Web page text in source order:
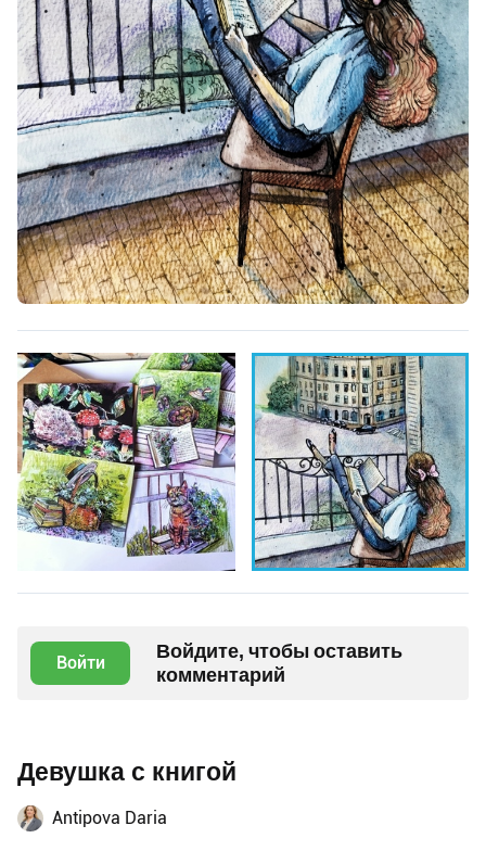
Войти
Войдите, чтобы оставить
комментарий
Девушка с книгой
Antipova Daria